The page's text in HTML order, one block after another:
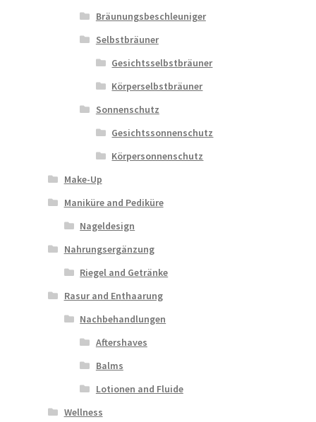
Bräunungsbeschleuniger
Selbstbräuner
Gesichtsselbstbräuner
Körperselbstbräuner
Sonnenschutz
Gesichtssonnenschutz
Körpersonnenschutz
Make-Up
Maniküre and Pediküre
Nageldesign
Nahrungsergänzung
Riegel and Getränke
Rasur and Enthaarung
Nachbehandlungen
Aftershaves
Balms
Lotionen and Fluide
Wellness